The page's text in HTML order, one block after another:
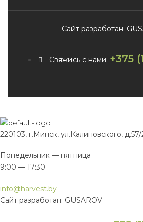
Сайт разработан:
Свяжись с нами: +375
220103, г.Минск, ул.Калиновского, д.57/
Понедельник — пятница
9:00 — 17:30
info@harvest.by
Сайт разработан: GUSAROV